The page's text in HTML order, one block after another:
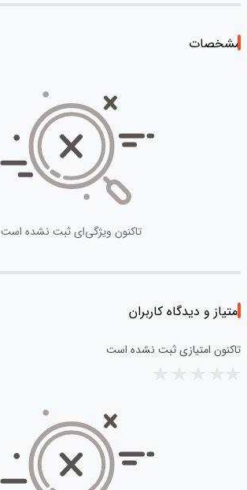
مشخصات
تاکنون ویژگی‌ای ثبت نشده است
امتیاز و دیدگاه کاربران
تاکنون امتیازی ثبت نشده است